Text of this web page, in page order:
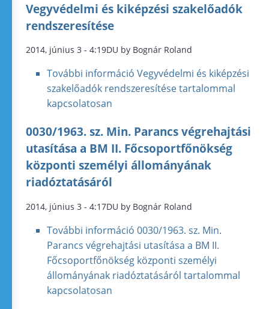
Vegyvédelmi és kiképzési szakelőadók
rendszeresítése
2014, június 3 - 4:19DU by Bognár Roland
További információ Vegyvédelmi és kiképzési
szakelőadók rendszeresítése tartalommal
kapcsolatosan
0030/1963. sz. Min. Parancs végrehajtási
utasítása a BM II. Főcsoportfőnökség
központi személyi állományának
riadóztatásáról
2014, június 3 - 4:17DU by Bognár Roland
További információ 0030/1963. sz. Min.
Parancs végrehajtási utasítása a BM II.
Főcsoportfőnökség központi személyi
állományának riadóztatásáról tartalommal
kapcsolatosan